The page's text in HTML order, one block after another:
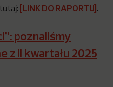
[LINK DO RAPORTU] .
poznaliśmy
z II kwartału 2025